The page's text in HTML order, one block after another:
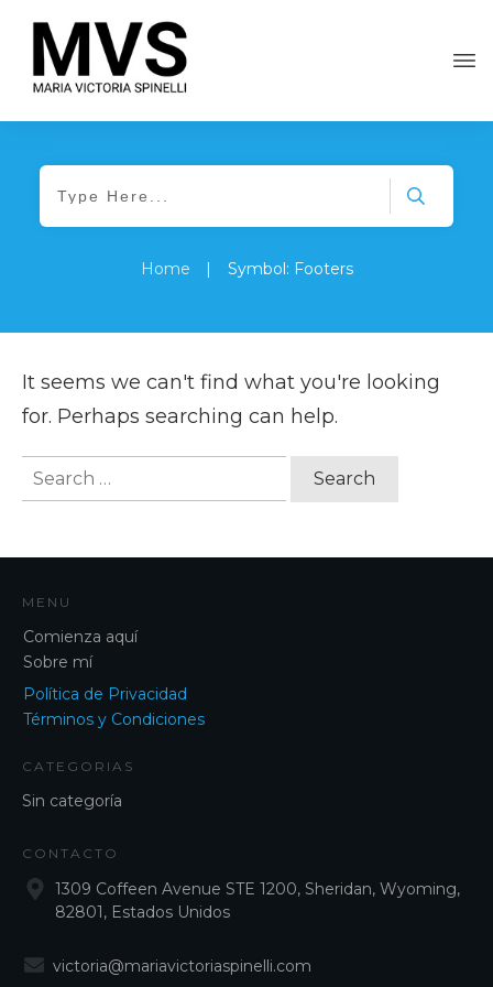
Home | Symbol: Footers
It seems we can't find what you're looking
for. Perhaps searching can help.
Search
MENU
Comienza aquí
Sobre mí
Política de Privacidad
Términos y Condiciones
CATEGORIAS
Sin categoría
CONTACTO
1309 Coffeen Avenue STE 1200, Sheridan, Wyoming,
82801, Estados Unidos
victoria@mariavictoriaspinelli.com